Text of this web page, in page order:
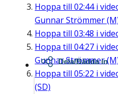
Hoppa till 02:44i
Gunnar Strömmer
Hoppa till 03:48 i
Hoppa till 04:27 i
Gunnar Strömmer
Hoppa till 05:22 i
(SD)
Dela/Bädda in